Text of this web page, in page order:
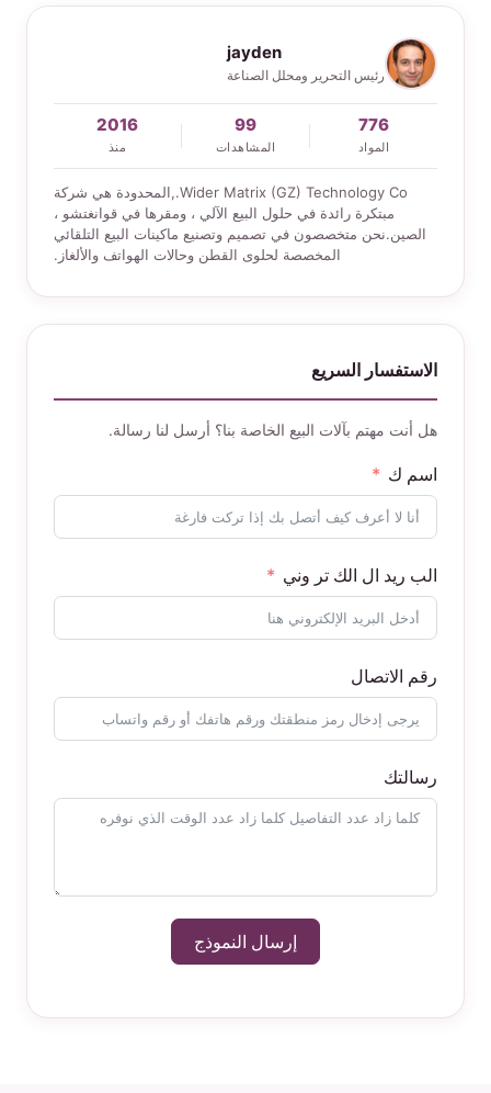
jayden
رئيس التحرير ومحلل الصناعة
776
المواد
99
المشاهدات
2016
منذ
Wider Matrix (GZ) Technology Co.,المحدودة هي شركة
مبتكرة رائدة في حلول البيع الآلي ، ومقرها في قوانغتشو ،
الصين.نحن متخصصون في تصميم وتصنيع ماكينات البيع التلقائي
المخصصة لحلوى القطن وحالات الهواتف والألغاز.
الاستفسار السريع
هل أنت مهتم بآلات البيع الخاصة بنا؟ أرسل لنا رسالة.
اسم ك
الب ريد ال الك تر وني
رقم الاتصال
رسالتك
إرسال النموذج